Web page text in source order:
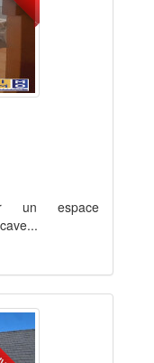
un espace